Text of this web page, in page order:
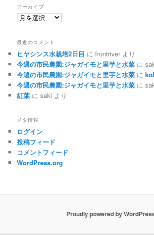
アーカイブ
ア
イ
ブ
最近のコメント
ヒヤシンス水栽培2日目 にfrontriver より
今週の市民農園:ジャガイモと里芋と水菜 に
今週の市民農園:ジャガイモと里芋と水菜 に
今週の市民農園:ジャガイモと里芋と水菜 に
紅葉 にsaki より
メタ情報
ログイン
投稿フィード
コメントフィード
WordPress.org
Proudly powered by